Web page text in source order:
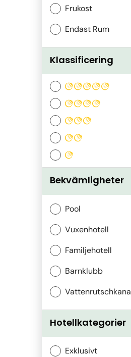
Frukost
Endast Rum
Klassificering
Bekvämligheter
Pool
Vuxenhotell
Familjehotell
Barnklubb
Vattenrutschkana
Hotellkategorier
Exklusivt